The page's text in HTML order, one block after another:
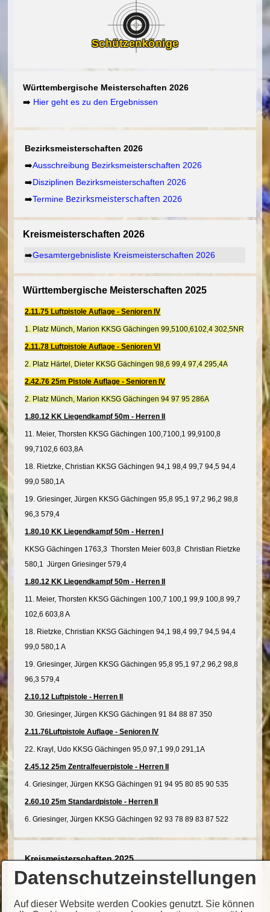
Schützenkönige
Württembergische Meisterschaften 2026
➡️ Hier geht es zu den Ergebnissen
Bezirksmeisterschaften 2026
➡️Ausschreibung Bezirksmeisterschaften 2026
➡️Disziplinen Bezirksmeisterschaften 2026
➡️Termine Bezirksmeisterschaften 2026
Kreismeisterschaften 2026
➡️Gesamtergebnisliste Kreismeisterschaften 2026
Württembergische Meisterschaften 2025
2.11.75 Luftpistole Auflage - Senioren IV
1. Platz Münch, Marion KKSG Gächingen 99,5100,6102,4 302,5NR
2.11.78 Luftpistole Auflage - Senioren VI
2. Platz Härtel, Dieter KKSG Gächingen 98,6 99,4 97,4 295,4A
2.42.76 25m Pistole Auflage - Senioren IV
2. Platz Münch, Marion KKSG Gächingen 94 97 95 286A
1.80.12 KK Liegendkampf 50m - Herren II
11. Meier, Thorsten KKSG Gächingen 100,7100,1 99,9100,8
99,7102,6 603,8A
18. Rietzke, Christian KKSG Gächingen 94,1 98,4 99,7 94,5 94,4
99,0 580,1A
19. Griesinger, Jürgen KKSG Gächingen 95,8 95,1 97,2 96,2 98,8
96,3 579,4
1.80.10 KK Liegendkampf 50m - Herren I
KKSG Gächingen 1763,3 Thorsten Meier 603,8 Christian Rietzke
580,1 Jürgen Griesinger 579,4
1.80.12 KK Liegendkampf 50m - Herren II
11. Meier, Thorsten KKSG Gächingen 100,7 100,1 99,9 100,8 99,7
102,6 603,8 A
18. Rietzke, Christian KKSG Gächingen 94,1 98,4 99,7 94,5 94,4
99,0 580,1 A
19. Griesinger, Jürgen KKSG Gächingen 95,8 95,1 97,2 96,2 98,8
96,3 579,4
2.10.12 Luftpistole - Herren II
30. Griesinger, Jürgen KKSG Gächingen 91 84 88 87 350
2.11.76Luftpistole Auflage - Senioren IV
22. Krayl, Udo KKSG Gächingen 95,0 97,1 99,0 291,1A
2.45.12 25m Zentralfeuerpistole - Herren II
4. Griesinger, Jürgen KKSG Gächingen 91 94 95 80 85 90 535
2.60.10 25m Standardpistole - Herren II
6. Griesinger, Jürgen KKSG Gächingen 92 93 78 89 83 87 522
Kreismeisterschaften 2025
➡️Ergebnisliste Kreismeisterschaften 2025
Datenschutzeinstellungen
Auf dieser Website werden Cookies genutzt. Sie können